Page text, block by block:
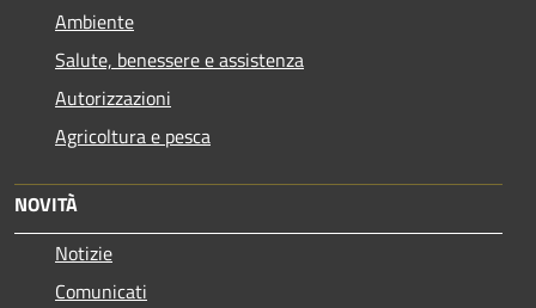
Ambiente
Salute, benessere e assistenza
Autorizzazioni
Agricoltura e pesca
NOVITÀ
Notizie
Comunicati